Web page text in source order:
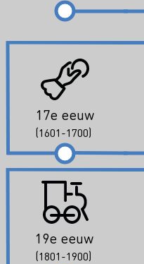
17e eeuw
(1601-1700)
19e eeuw
(1801-1900)